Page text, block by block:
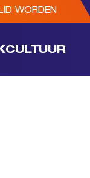
LID WORDEN
CULTUUR